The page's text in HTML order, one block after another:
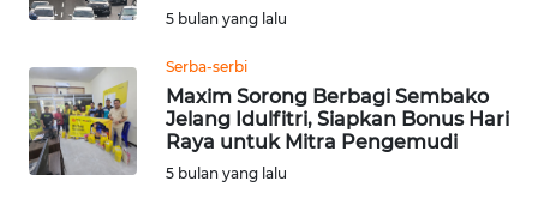
5 bulan yang lalu
Serba-serbi
Maxim Sorong Berbagi Sembako
Jelang Idulfitri, Siapkan Bonus Hari
Raya untuk Mitra Pengemudi
5 bulan yang lalu
WN
WN
NUSANTARA